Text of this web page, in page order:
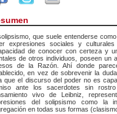
que suele entenderse
expresiones sociales y
de conocer con certeza y
de otros individuos, poseen un
de la Razón. Ahí donde
en vez de sobrevenir la
que el discurso del poder no es
ante los sacerdotes sin
vivo de Leibniz,
del solipsismo como la
en todas sus formas